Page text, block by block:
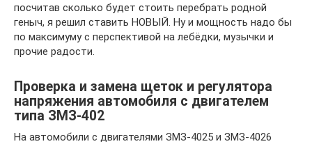
посчитав сколько будет стоить перебрать родной
геныч, я решил ставить НОВЫЙ. Ну и мощность надо бы
по максимуму с перспективой на лебёдки, музычки и
прочие радости.
Проверка и замена щеток и регулятора
напряжения автомобиля с двигателем
типа ЗМЗ-402
На автомобили с двигателями ЗМЗ-4025 и ЗМЗ-4026